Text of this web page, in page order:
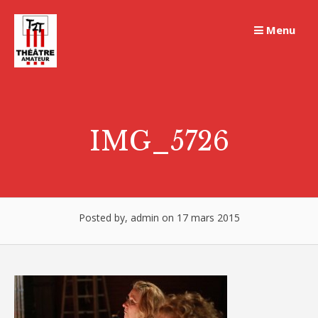
content
Menu
IMG_5726
Posted by, admin on 17 mars 2015